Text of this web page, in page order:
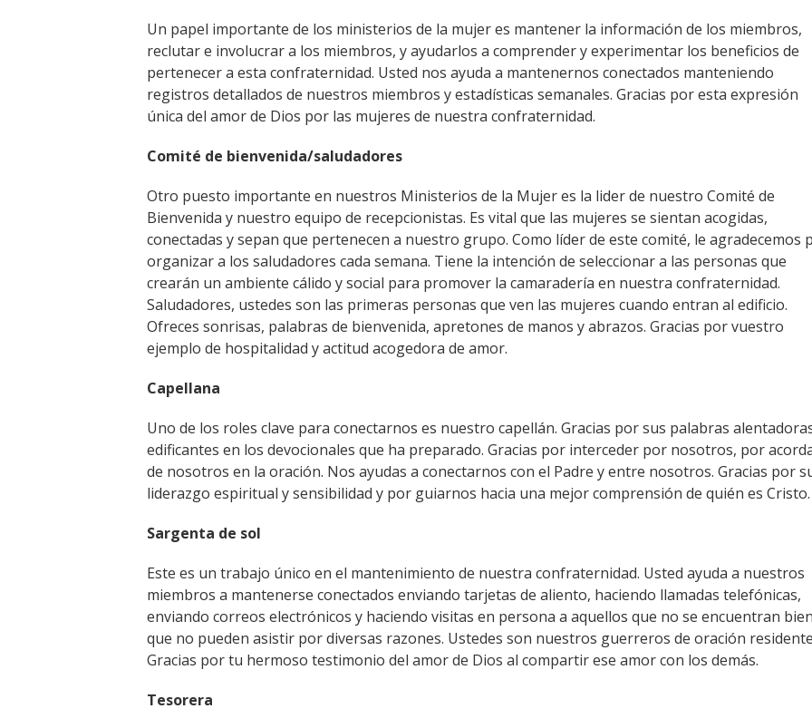
Un papel importante de los ministerios de la mujer es mantener la información de los miembros,
reclutar e involucrar a los miembros, y ayudarlos a comprender y experimentar los beneficios de
pertenecer a esta confraternidad. Usted nos ayuda a mantenernos conectados manteniendo
registros detallados de nuestros miembros y estadísticas semanales. Gracias por esta expresión
única del amor de Dios por las mujeres de nuestra confraternidad.
Comité de bienvenida/saludadores
Otro puesto importante en nuestros Ministerios de la Mujer es la lider de nuestro Comité de
Bienvenida y nuestro equipo de recepcionistas. Es vital que las mujeres se sientan acogidas,
conectadas y sepan que pertenecen a nuestro grupo. Como líder de este comité, le agradecemos
organizar a los saludadores cada semana. Tiene la intención de seleccionar a las personas que
crearán un ambiente cálido y social para promover la camaradería en nuestra confraternidad.
Saludadores, ustedes son las primeras personas que ven las mujeres cuando entran al edificio.
Ofreces sonrisas, palabras de bienvenida, apretones de manos y abrazos. Gracias por vuestro
ejemplo de hospitalidad y actitud acogedora de amor.
Capellana
Uno de los roles clave para conectarnos es nuestro capellán. Gracias por sus palabras
edificantes en los devocionales que ha preparado. Gracias por interceder por nosotros, por
de nosotros en la oración. Nos ayudas a conectarnos con el Padre y entre nosotros. Gracias por
liderazgo espiritual y sensibilidad y por guiarnos hacia una mejor comprensión de quién es Cristo.
Sargenta de sol
Este es un trabajo único en el mantenimiento de nuestra confraternidad. Usted ayuda a nuestros
miembros a mantenerse conectados enviando tarjetas de aliento, haciendo llamadas telefónicas,
enviando correos electrónicos y haciendo visitas en persona a aquellos que no se encuentran
que no pueden asistir por diversas razones. Ustedes son nuestros guerreros de oración
Gracias por tu hermoso testimonio del amor de Dios al compartir ese amor con los demás.
Tesorera